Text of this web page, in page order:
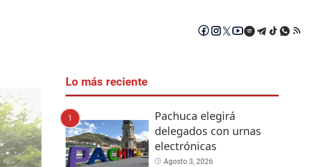
Lo más reciente
1
Pachuca elegirá
delegados con urnas
electrónicas
Agosto 3, 2026